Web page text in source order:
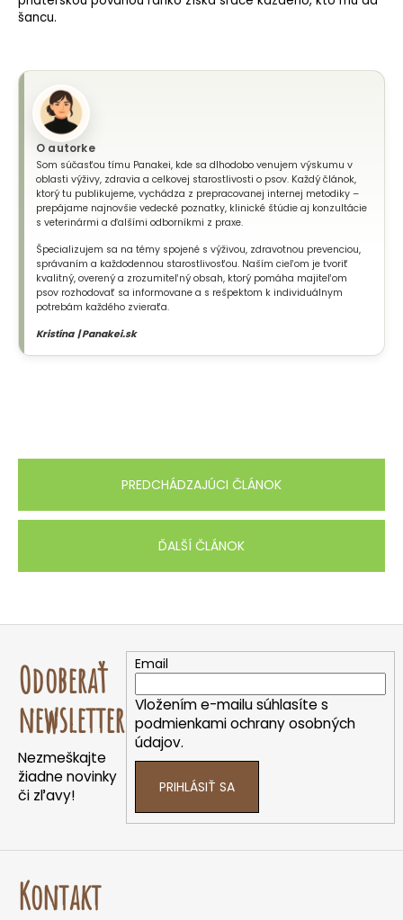
šancu.
O autorke
Som súčasťou tímu Panakei, kde sa dlhodobo venujem výskumu v
oblasti výživy, zdravia a celkovej starostlivosti o psov. Každý článok,
ktorý tu publikujeme, vychádza z prepracovanej internej metodiky –
prepájame najnovšie vedecké poznatky, klinické štúdie aj konzultácie
s veterinármi a ďalšími odborníkmi z praxe.
Špecializujem sa na témy spojené s výživou, zdravotnou prevenciou,
správaním a každodennou starostlivosťou. Naším cieľom je tvoriť
kvalitný, overený a zrozumiteľný obsah, ktorý pomáha majiteľom
psov rozhodovať sa informovane a s rešpektom k individuálnym
potrebám každého zvieraťa.
Kristína | Panakei.sk
PREDCHÁDZAJÚCI ČLÁNOK
ĎALŠÍ ČLÁNOK
Z
Odoberať
newsletter
Nezmeškajte
žiadne novinky
či zľavy!
Email
Vložením e-mailu súhlasíte s
podmienkami ochrany osobných
údajov.
PRIHLÁSIŤ SA
Kontakt